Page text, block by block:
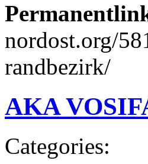
nordost.org/
randbezirk/
AKA
Categories: